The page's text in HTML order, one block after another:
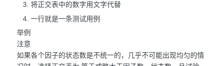
将正交表中的数字用文字代替
一行就是一条测试用例
举例
注意
如果各个因子的状态数是不统一的，几乎不可能出现均匀的情